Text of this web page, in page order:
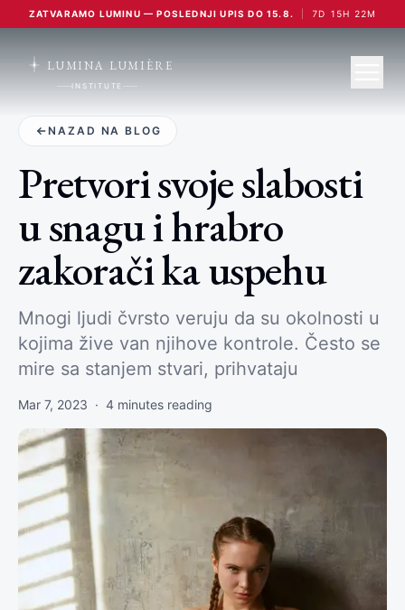
ZATVARAMO LUMINU — POSLEDNJI UPIS DO 15.8. 7D 15H 22M
LUMINA LUMIÈRE
INSTITUTE
NAZAD NA BLOG
Pretvori svoje slabosti
u snagu i hrabro
zakorači ka uspehu
Mnogi ljudi čvrsto veruju da su okolnosti u
kojima žive van njihove kontrole. Često se
mire sa stanjem stvari, prihvataju
Mar 7, 2023 · 4 minutes reading